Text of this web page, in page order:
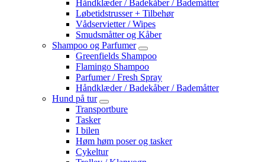
Håndklæder / Badekåber / Bademåtter
Løbetidstrusser + Tilbehør
Vådservietter / Wipes
Smudsmåtter og Kåber
Shampoo og Parfumer
Greenfields Shampoo
Flamingo Shampoo
Parfumer / Fresh Spray
Håndklæder / Badekåber / Bademåtter
Hund på tur
Transportbure
Tasker
I bilen
Høm høm poser og tasker
Cykeltur